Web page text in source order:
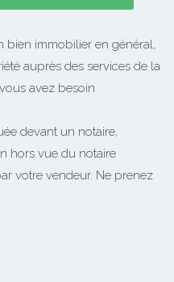
bien immobilier en général,
auprès des services de la
avez besoin
devant un notaire,
hors vue du notaire
votre vendeur. Ne prenez